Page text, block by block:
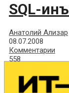
SQL-
Анатолий Ализар
08.07.2008
Комментарии
558